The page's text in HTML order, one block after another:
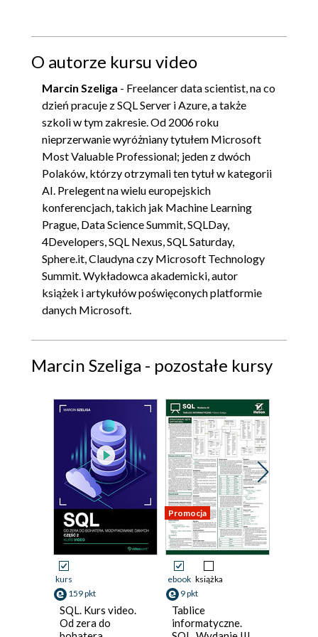
O autorze kursu video
Marcin Szeliga - Freelancer data scientist, na co
dzień pracuje z SQL Server i Azure, a także
szkoli w tym zakresie. Od 2006 roku
nieprzerwanie wyróżniany tytułem Microsoft
Most Valuable Professional; jeden z dwóch
Polaków, którzy otrzymali ten tytuł w kategorii
AI. Prelegent na wielu europejskich
konferencjach, takich jak Machine Learning
Prague, Data Science Summit, SQLDay,
4Developers, SQL Nexus, SQL Saturday,
Sphere.it, Claudyna czy Microsoft Technology
Summit. Wykładowca akademicki, autor
książek i artykułów poświęconych platformie
danych Microsoft.
Marcin Szeliga - pozostałe kursy
kurs
159 pkt
SQL. Kurs video.
Od zera do
Promocja
ebook książka
9 pkt
Tablice
informatyczne.